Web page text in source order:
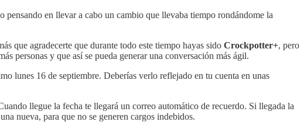
pensando en llevar a cabo un cambio que llevaba tiempo rondándome la
que agradecerte que durante todo este tiempo hayas sido Crockpotter+, pero
personas y que así se pueda generar una conversación más ágil.
lunes 16 de septiembre. Deberías verlo reflejado en tu cuenta en unas
llegue la fecha te llegará un correo automático de recuerdo. Si llegada la
nueva, para que no se generen cargos indebidos.